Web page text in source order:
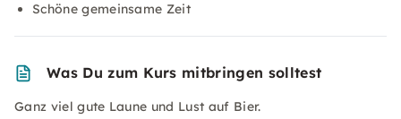
Schöne gemeinsame Zeit
Was Du zum Kurs mitbringen solltest
Ganz viel gute Laune und Lust auf Bier.